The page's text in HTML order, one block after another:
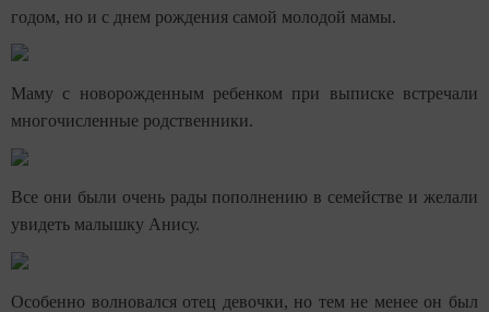
годом, но и с днем рождения самой молодой мамы.
Маму с новорожденным ребенком при выписке встречали
многочисленные родственники.
Все они были очень рады пополнению в семействе и желали
увидеть малышку Анису.
Особенно волновался отец девочки, но тем не менее он был